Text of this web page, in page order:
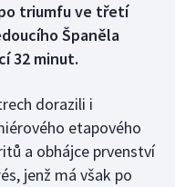
triumfu ve třetí
Španěla
32 minut.
dorazili i
etapového
a obhájce prvenství
jenž má však po